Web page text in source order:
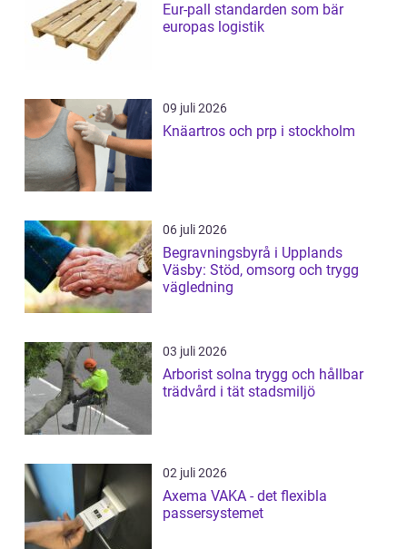
Eur-pall standarden som bär
europas logistik
09 juli 2026
Knäartros och prp i stockholm
06 juli 2026
Begravningsbyrå i Upplands
Väsby: Stöd, omsorg och trygg
vägledning
03 juli 2026
Arborist solna trygg och hållbar
trädvård i tät stadsmiljö
02 juli 2026
Axema VAKA - det flexibla
passersystemet